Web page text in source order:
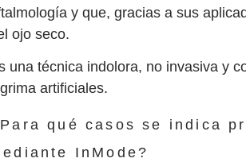
y que, gracias a sus
ojo seco.
una técnica indolora, no invasiva y
artificiales.
qué casos se indica
InMode?